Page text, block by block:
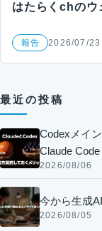
はたらくchのウ
報告 2026/07/23
最近の投稿
Codexメイ
Claude
2026/08/06
今から生成
2026/08/05